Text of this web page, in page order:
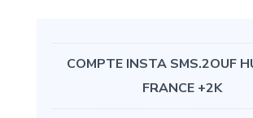
COMPTE INSTA SMS.2OUF
FRANCE +2K